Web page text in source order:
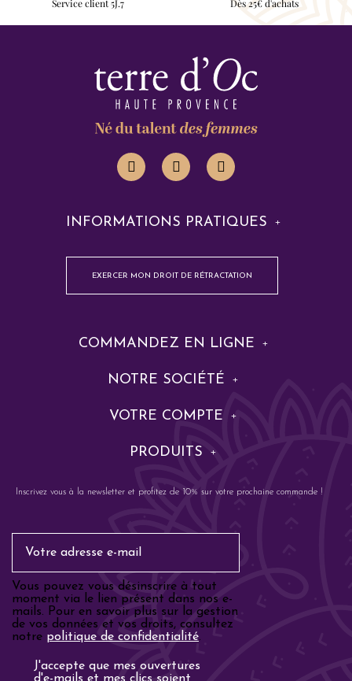
Service client 5J.7 Dès 25€ d'achats
INFORMATIONS PRATIQUES
EXERCER MON DROIT DE RÉTRACTATION
COMMANDEZ EN LIGNE
NOTRE SOCIÉTÉ
VOTRE COMPTE
PRODUITS
Inscrivez vous à la newsletter et profitez de 10% sur votre prochaine commande !
Vous pouvez vous désinscrire à tout
moment via le lien présent dans nos e-
mails. Pour en savoir plus sur la gestion
de vos données et vos droits, consultez
notre politique de confidentialité.
Analyse email
J'accepte que mes ouvertures
d'e-mails et mes clics soient